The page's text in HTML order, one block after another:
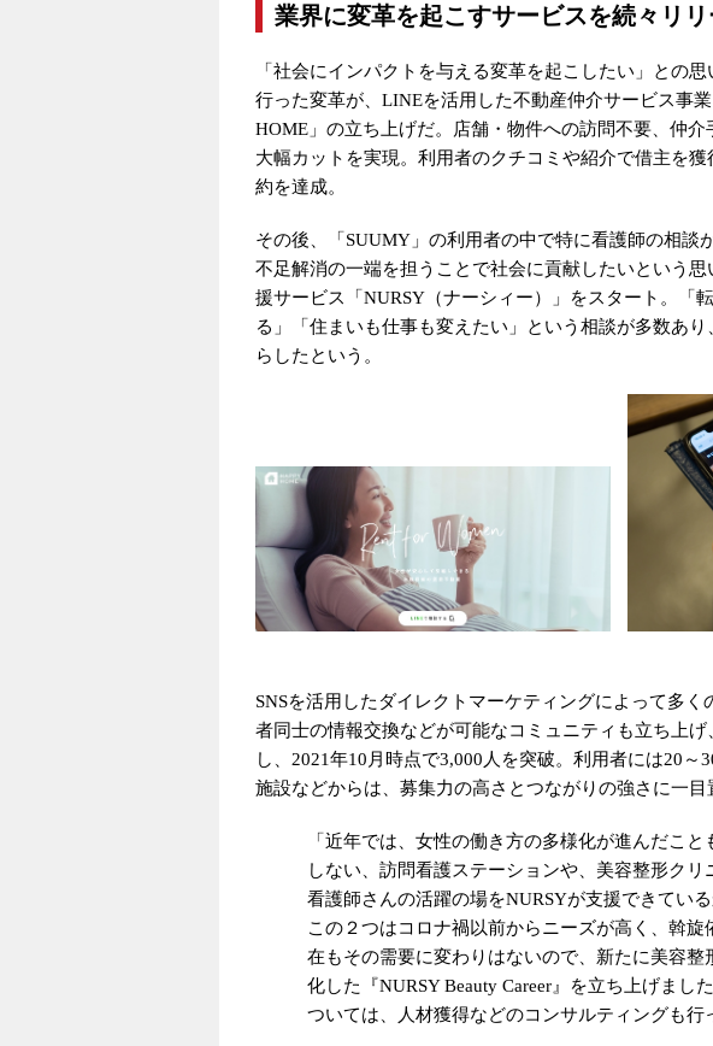
業界に変革を起こすサービスを続々リリ
「社会にインパクトを与える変革を起こしたい」との
行った変革が、LINEを活用した不動産仲介サービス事
HOME」の立ち上げだ。店舗・物件への訪問不要、仲
大幅カットを実現。利用者のクチコミや紹介で借主を
約を達成。
その後、「SUUMY」の利用者の中で特に看護師の相談
不足解消の一端を担うことで社会に貢献したいという
援サービス「NURSY（ナーシィー）」をスタート。「
る」「住まいも仕事も変えたい」という相談が多数あ
らしたという。
SNSを活用したダイレクトマーケティングによって多く
者同士の情報交換などが可能なコミュニティも立ち上
し、2021年10月時点で3,000人を突破。利用者には20～
施設などからは、募集力の高さとつながりの強さに一目
「近年では、女性の働き方の多様化が進んだこ
しない、訪問看護ステーションや、美容整形クリ
看護師さんの活躍の場をNURSYが支援できてい
この２つはコロナ禍以前からニーズが高く、斡旋
在もその需要に変わりはないので、新たに美容整
化した『NURSY Beauty Career』を立ち上げまし
ついては、人材獲得などのコンサルティングも行